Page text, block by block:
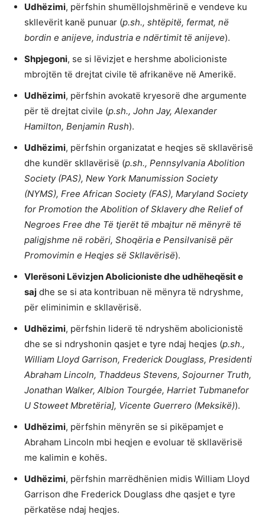
Udhëzimi, përfshin shumëllojshmërinë e vendeve ku
skllevërit kanë punuar (p.sh., shtëpitë, fermat, në
bordin e anijeve, industria e ndërtimit të anijeve).
Shpjegoni, se si lëvizjet e hershme abolicioniste
mbrojtën të drejtat civile të afrikanëve në Amerikë.
Udhëzimi, përfshin avokatë kryesorë dhe argumente
për të drejtat civile (p.sh., John Jay, Alexander
Hamilton, Benjamin Rush).
Udhëzimi, përfshin organizatat e heqjes së skllavërisë
dhe kundër skllavërisë (p.sh., Pennsylvania Abolition
Society (PAS), New York Manumission Society
(NYMS), Free African Society (FAS), Maryland Society
for Promotion the Abolition of Sklavery dhe Relief of
Negroes Free dhe Të tjerët të mbajtur në mënyrë të
paligjshme në robëri, Shoqëria e Pensilvanisë për
Promovimin e Heqjes së Skllavërisë).
Vlerësoni Lëvizjen Abolicioniste dhe udhëheqësit e
saj dhe se si ata kontribuan në mënyra të ndryshme,
për eliminimin e skllavërisë.
Udhëzimi, përfshin liderë të ndryshëm abolicionistë
dhe se si ndryshonin qasjet e tyre ndaj heqjes (p.sh.,
William Lloyd Garrison, Frederick Douglass, Presidenti
Abraham Lincoln, Thaddeus Stevens, Sojourner Truth,
Jonathan Walker, Albion Tourgée, Harriet Tubmanefor
U Stoweet Mbretëria], Vicente Guerrero (Meksikë)).
Udhëzimi, përfshin mënyrën se si pikëpamjet e
Abraham Lincoln mbi heqjen e evoluar të skllavërisë
me kalimin e kohës.
Udhëzimi, përfshin marrëdhënien midis William Lloyd
Garrison dhe Frederick Douglass dhe qasjet e tyre
përkatëse ndaj heqjes.